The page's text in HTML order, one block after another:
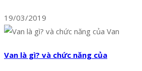
19/03/2019
Van là gì? và chức năng của